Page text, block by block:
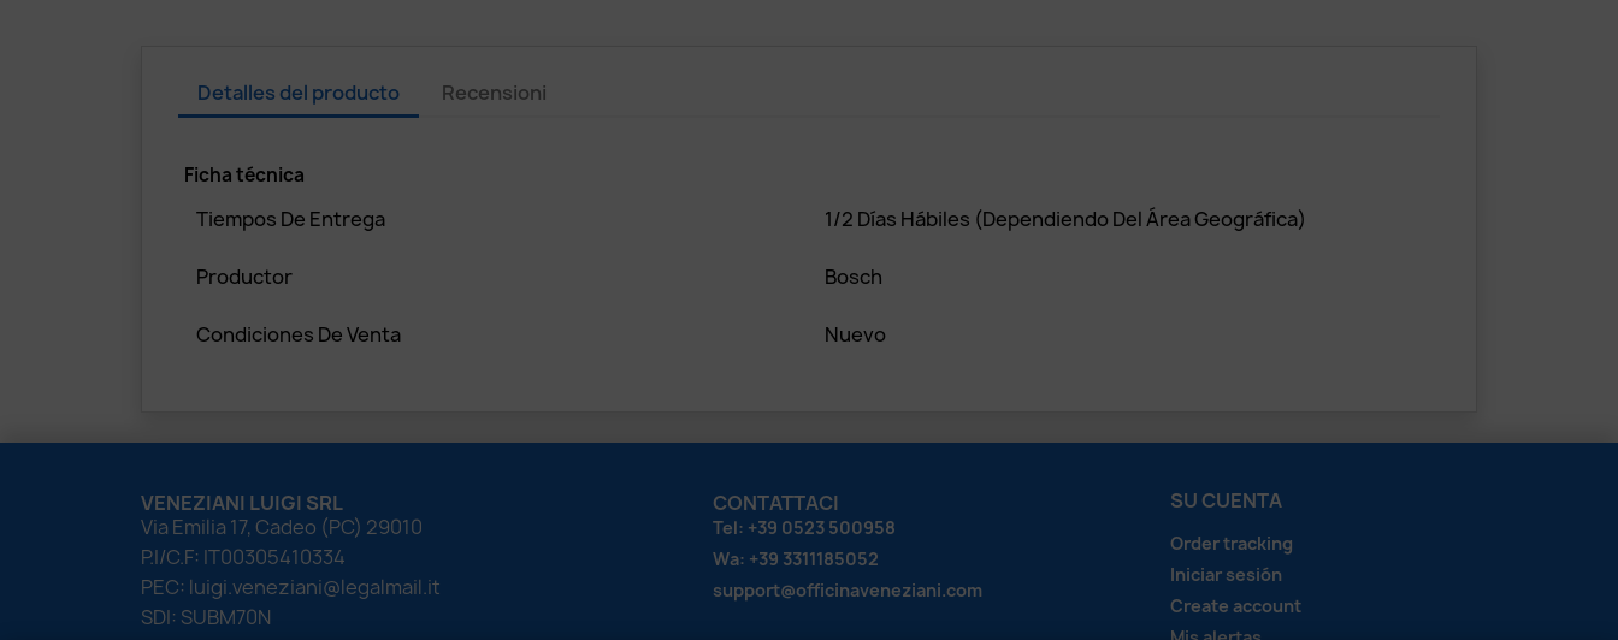
Detalles del producto Recensioni
Ficha técnica
Tiempos De Entrega 1/2 Días Hábiles (dependiendo Del Área Geográfica)
Productor Bosch
Condiciones De Venta Nuevo
VENEZIANI LUIGI SRL
Via Emilia 17, Cadeo (PC) 29010
P.I/C.F: IT00305410334
PEC: luigi.veneziani@legalmail.it
SDI: SUBM70N
CONTATTACI
Tel: +39 0523 500958
Wa: +39 3311185052
support@officinaveneziani.com
SU CUENTA
Order tracking
Iniciar sesión
Create account